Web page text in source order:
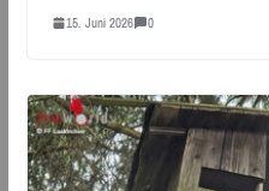
15. Juni 2026 0